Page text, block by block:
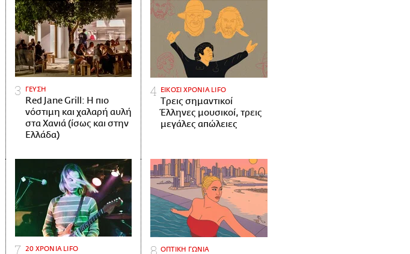
ΓΕΥΣΗ
Red Jane Grill: Η πιο
νόστιμη και χαλαρή αυλή
στα Χανιά (ίσως και στην
Ελλάδα)
ΕΙΚΟΣΙ ΧΡΟΝΙΑ LIFO
Tρεις σημαντικοί
Έλληνες μουσικοί, τρεις
μεγάλες απώλειες
20 ΧΡΟΝΙΑ LIFO ΟΠΤΙΚΗ ΓΩΝΙΑ